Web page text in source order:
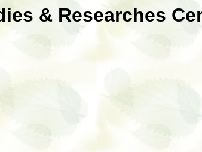
& Researches